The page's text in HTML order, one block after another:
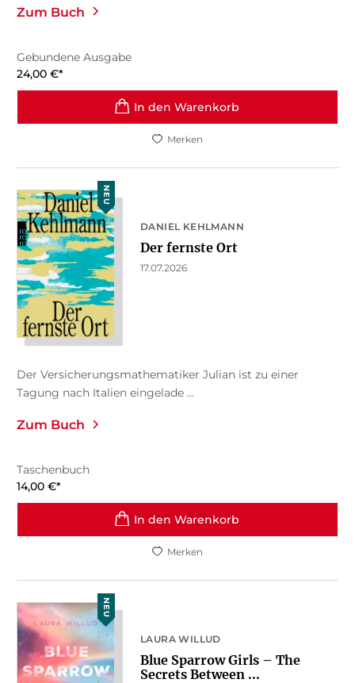
Zum Buch
Gebundene Ausgabe
24,00 €*
In den Warenkorb
Merken
NEU
DANIEL KEHLMANN
Der fernste Ort
17.07.2026
Der Versicherungsmathematiker Julian ist zu einer
Tagung nach Italien eingelade ...
Zum Buch
Taschenbuch
14,00 €*
In den Warenkorb
Merken
NEU
LAURA WILLUD
Blue Sparrow Girls – The
Secrets Between ...